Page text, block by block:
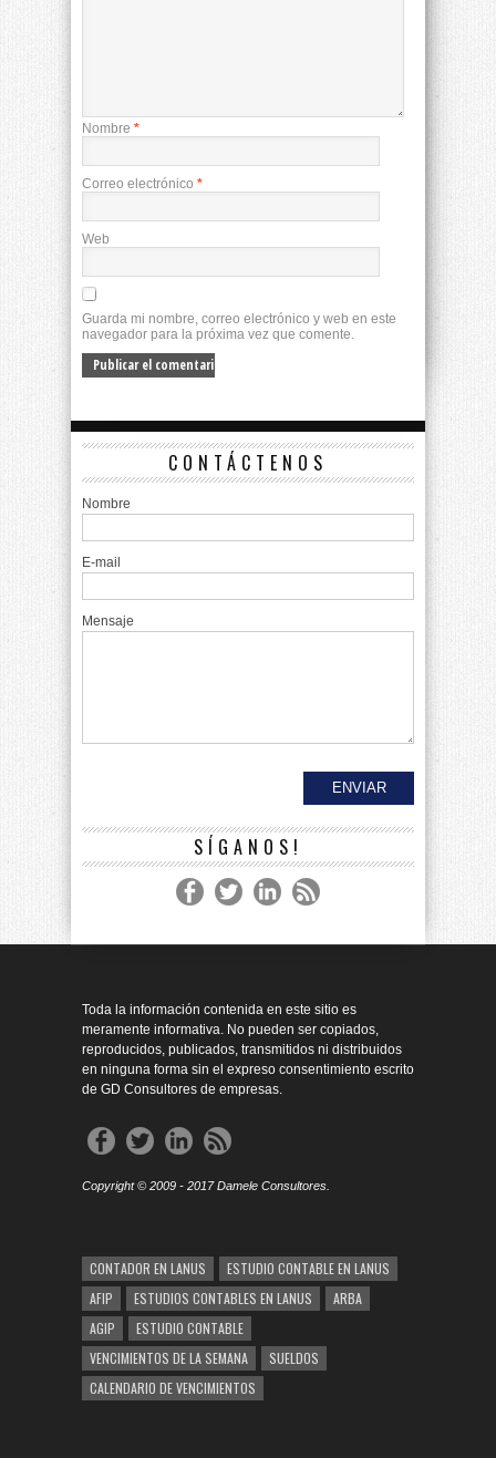
Nombre *
Correo electrónico *
Web
Guarda mi nombre, correo electrónico y web en este
navegador para la próxima vez que comente.
CONTÁCTENOS
Nombre
E-mail
Mensaje
SÍGANOS!
Toda la información contenida en este sitio es
meramente informativa. No pueden ser copiados,
reproducidos, publicados, transmitidos ni distribuidos
en ninguna forma sin el expreso consentimiento escrito
de GD Consultores de empresas.
Copyright © 2009 - 2017 Damele Consultores.
CONTADOR EN LANUS
ESTUDIO CONTABLE EN LANUS
AFIP
ESTUDIOS CONTABLES EN LANUS
ARBA
AGIP
ESTUDIO CONTABLE
VENCIMIENTOS DE LA SEMANA
SUELDOS
CALENDARIO DE VENCIMIENTOS